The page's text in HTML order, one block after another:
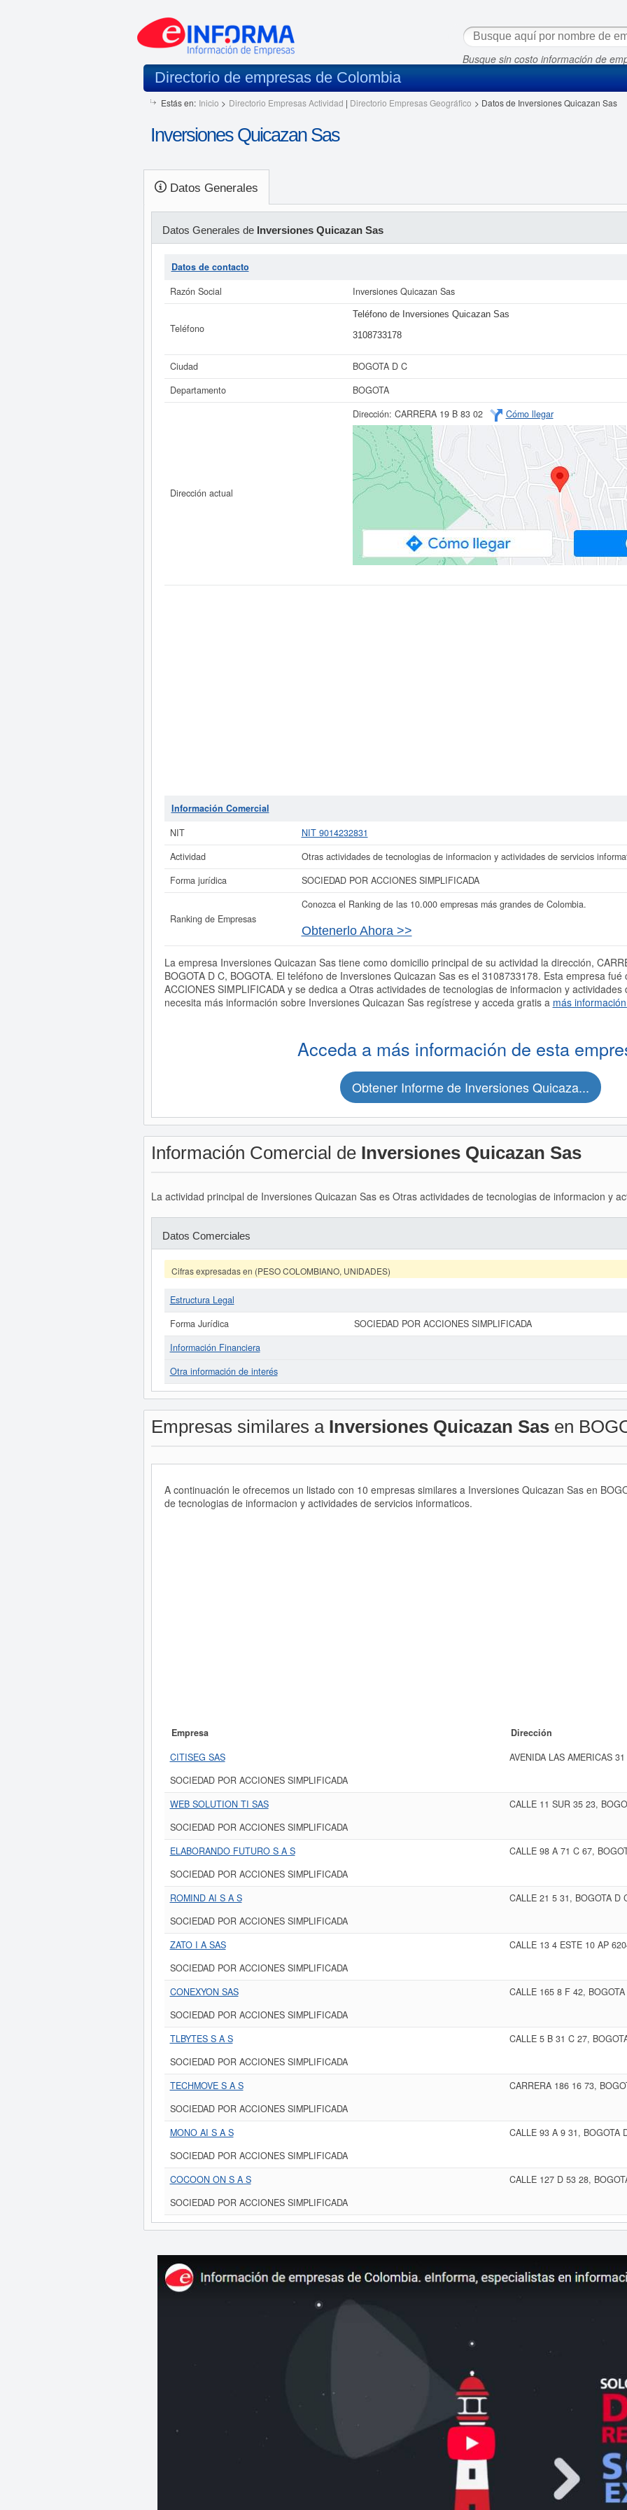
Busque sin costo información de
Directorio de empresas de Colombia
Estás en: Inicio > Directorio Empresas Actividad | Directorio Empresas Geográfico > Datos de Inversiones Quicazan Sas
Inversiones Quicazan Sas
Datos Generales
Datos Generales de Inversiones Quicazan Sas
Datos de contacto
Razón Social
Inversiones Quicazan Sas
Teléfono
Teléfono de Inversiones Quicazan Sas
3108733178
Ciudad
BOGOTA D C
Departamento
BOGOTA
Dirección actual
Dirección: CARRERA 19 B 83 02 Cómo llegar
Información Comercial
NIT
NIT 9014232831
Actividad
Otras actividades de tecnologias de informacion y actividades de servicios
Forma jurídica
SOCIEDAD POR ACCIONES SIMPLIFICADA
Ranking de Empresas
Conozca el Ranking de las 10.000 empresas más grandes de Colombia.
Obtenerlo Ahora >>
La empresa Inversiones Quicazan Sas tiene como domicilio principal de su actividad la dirección,
BOGOTA D C, BOGOTA. El teléfono de Inversiones Quicazan Sas es el 3108733178. Esta empresa fué
ACCIONES SIMPLIFICADA y se dedica a Otras actividades de tecnologias de informacion y
necesita más información sobre Inversiones Quicazan Sas regístrese y acceda gratis a más
Acceda a más información de esta
Obtener Informe de Inversiones Quicaza...
Información Comercial de Inversiones Quicazan Sas
La actividad principal de Inversiones Quicazan Sas es Otras actividades de tecnologias de informacion y
Datos Comerciales
Cifras expresadas en (PESO COLOMBIANO, UNIDADES)
Estructura Legal
Forma Jurídica
SOCIEDAD POR ACCIONES SIMPLIFICADA
Información Financiera
Otra información de interés
Empresas similares a Inversiones Quicazan Sasen
A continuación le ofrecemos un listado con 10 empresas similares a Inversiones Quicazan Sas en
de tecnologias de informacion y actividades de servicios informaticos.
Empresa
Dirección
CITISEG SAS
AVENIDA LAS AMERICAS
SOCIEDAD POR ACCIONES SIMPLIFICADA
WEB SOLUTION TI SAS
CALLE 11 SUR 35 23,
SOCIEDAD POR ACCIONES SIMPLIFICADA
ELABORANDO FUTURO S A S
CALLE 98 A 71 C 67,
SOCIEDAD POR ACCIONES SIMPLIFICADA
ROMIND AI S A S
CALLE 21 5 31, BOGOTA D
SOCIEDAD POR ACCIONES SIMPLIFICADA
ZATO I A SAS
CALLE 13 4 ESTE 10 AP
SOCIEDAD POR ACCIONES SIMPLIFICADA
CONEXYON SAS
CALLE 165 8 F 42,
SOCIEDAD POR ACCIONES SIMPLIFICADA
TLBYTES S A S
CALLE 5 B 31 C 27,
SOCIEDAD POR ACCIONES SIMPLIFICADA
TECHMOVE S A S
CARRERA 186 16 73,
SOCIEDAD POR ACCIONES SIMPLIFICADA
MONO AI S A S
CALLE 93 A 9 31, BOGOTA
SOCIEDAD POR ACCIONES SIMPLIFICADA
COCOON ON S A S
CALLE 127 D 53 28,
SOCIEDAD POR ACCIONES SIMPLIFICADA